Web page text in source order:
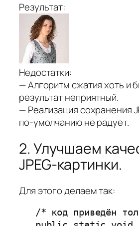
Результат:
Недостатки:
— Алгоритм сжатия хоть и
результат неприятный.
— Реализация сохранения
по-умолчанию не радует.
2. Улучшаем
JPEG-картинки.
Для этого делаем так:
/* код приведён